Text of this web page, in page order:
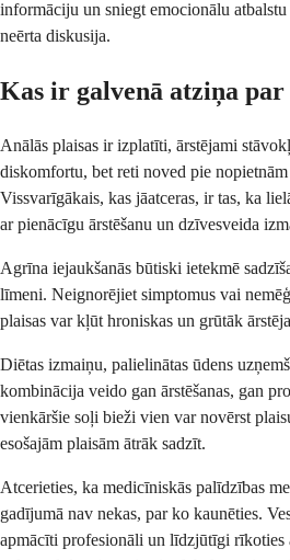
informāciju un sniegt emocionālu
neērta diskusija.
Kas ir galvenā atziņa par
Anālās plaisas ir izplatīti, ārstējami
diskomfortu, bet reti noved pie
Vissvarīgākais, kas jāatceras, ir tas, ka
ar pienācīgu ārstēšanu un dzīvesveida
Agrīna iejaukšanās būtiski ietekmē
līmeni. Neignorējiet simptomus vai
plaisas var kļūt hroniskas un grūtāk
Diētas izmaiņu, palielinātas ūdens
kombinācija veido gan ārstēšanas, gan
vienkāršie soļi bieži vien var novērst
esošajām plaisām ātrāk sadzīt.
Atcerieties, ka medicīniskās palīdzības
gadījumā nav nekas, par ko kaunēties.
apmācīti profesionāli un līdzjūtīgi rīkoties